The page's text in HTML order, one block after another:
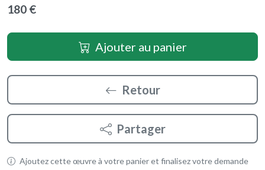
180 €
Ajouter au panier
Retour
Partager
Ajoutez cette œuvre à votre panier et finalisez votre demande